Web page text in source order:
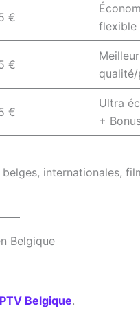
€
flexible
€
€
Ultra
+
belges, internationales,
Belgique
Belgique.